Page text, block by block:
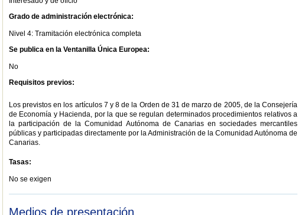
Grado de administración electrónica:
Nivel 4: Tramitación electrónica completa
Se publica en la Ventanilla Única Europea:
No
Requisitos previos:
Los previstos en los artículos 7 y 8 de la Orden de 31 de marzo de 2005, de la Consejería
de Economía y Hacienda, por la que se regulan determinados procedimientos relativos a
la participación de la Comunidad Autónoma de Canarias en sociedades mercantiles
públicas y participadas directamente por la Administración de la Comunidad Autónoma de
Canarias.
Tasas:
No se exigen
Medios de presentación